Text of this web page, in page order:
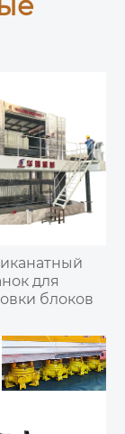
для
блоков